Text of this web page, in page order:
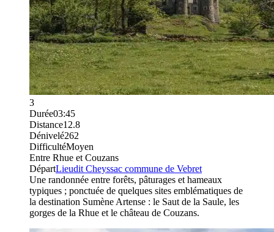
3
Durée03:45
Distance12.8
Dénivelé262
DifficultéMoyen
Entre Rhue et Couzans
DépartLieudit Cheyssac commune de Vebret
Une randonnée entre forêts, pâturages et hameaux
typiques ; ponctuée de quelques sites emblématiques de
la destination Sumène Artense : le Saut de la Saule, les
gorges de la Rhue et le château de Couzans.